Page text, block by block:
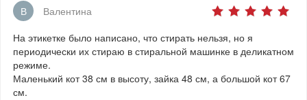
В
Валентина
На этикетке было написано, что стирать нельзя, но я
периодически их стираю в стиральной машинке в деликатном
режиме.
Маленький кот 38 см в высоту, зайка 48 см, а большой кот 67
см.